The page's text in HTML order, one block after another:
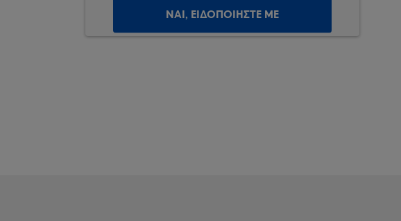
ΝΑΙ, ΕΙΔΟΠΟΙΗΣΤΕ ΜΕ